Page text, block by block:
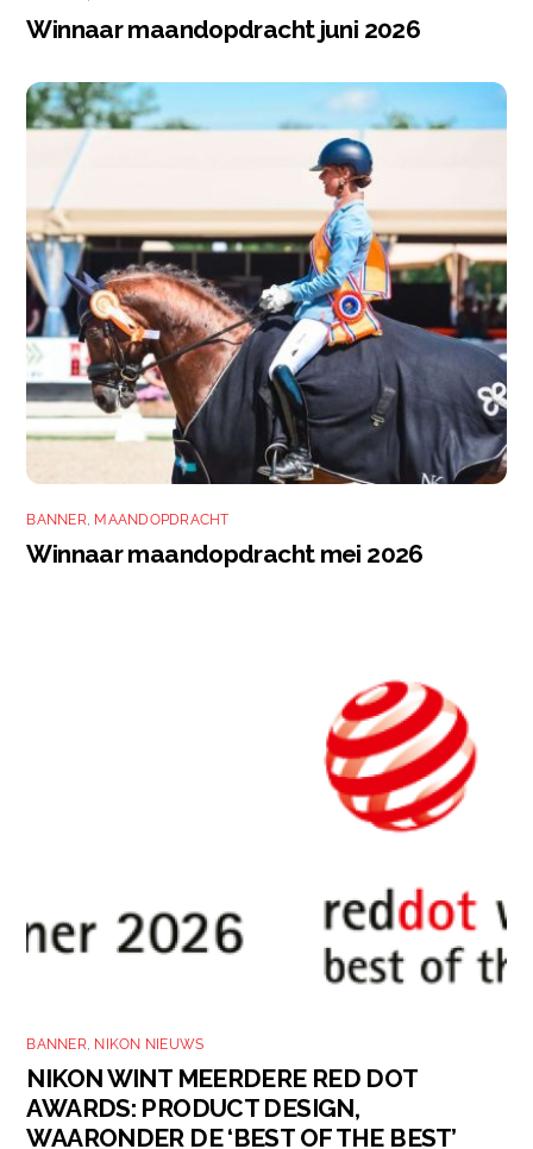
Winnaar maandopdracht juni 2026
BANNER, MAANDOPDRACHT
Winnaar maandopdracht mei 2026
BANNER, NIKON NIEUWS
NIKON WINT MEERDERE RED DOT
AWARDS: PRODUCT DESIGN,
WAARONDER DE ‘BEST OF THE BEST’